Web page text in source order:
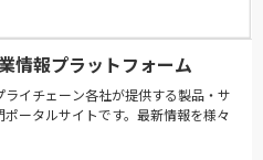
情報プラットフォーム
イチェーン各社が提供する製品・サ
ータルサイトです。最新情報を様々